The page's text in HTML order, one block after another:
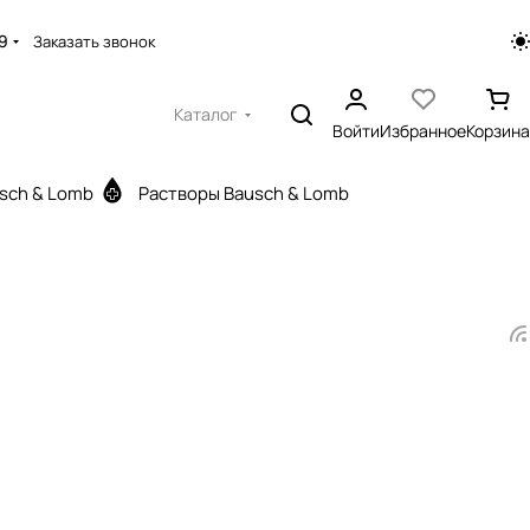
Заказать звонок
Каталог
ВойтиИзбранноеКорзина
& Lomb Растворы Bausch & Lomb